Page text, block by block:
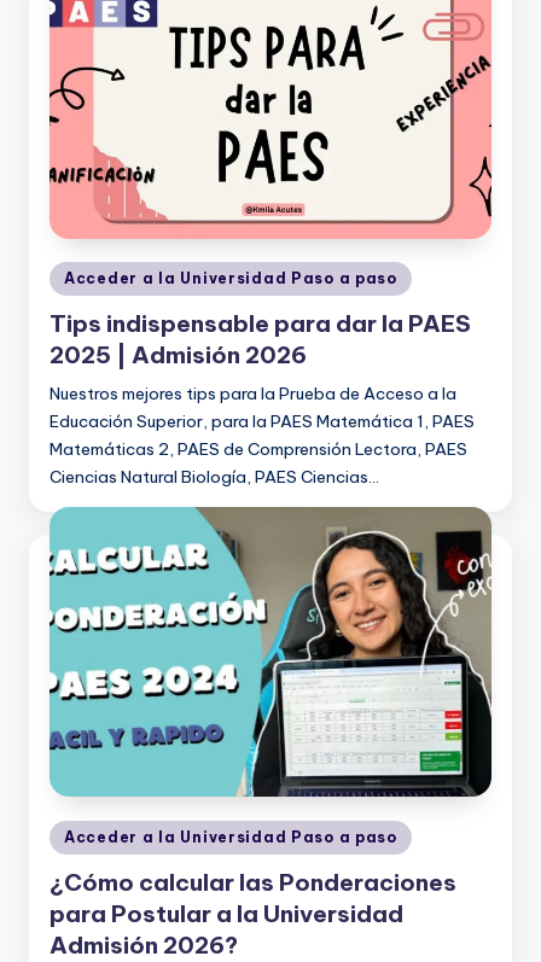
Publicado
en
Acceder a la Universidad Paso a paso
Tips indispensable para dar la PAES
2025 | Admisión 2026
Nuestros mejores tips para la Prueba de Acceso a la
Educación Superior, para la PAES Matemática 1, PAES
Matemáticas 2, PAES de Comprensión Lectora, PAES
Ciencias Natural Biología, PAES Ciencias…
Publicado
en
Acceder a la Universidad Paso a paso
¿Cómo calcular las Ponderaciones
para Postular a la Universidad
Admisión 2026?